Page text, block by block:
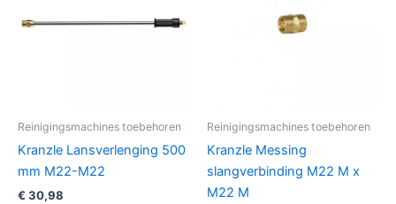
Reinigingsmachines toebehoren
Kranzle Lansverlenging 500
mm M22-M22
€ 30,98
Reinigingsmachines toebehoren
Kranzle Messing
slangverbinding M22 M x
M22 M